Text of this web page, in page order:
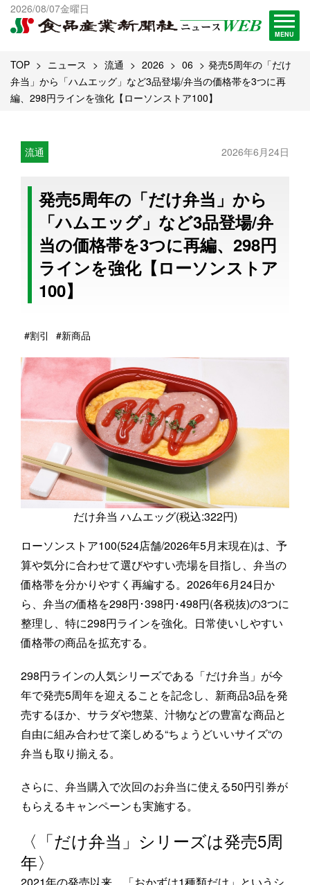
2026/08/07金曜日
MENU
出版物一覧へ
試読・購読申し込み
TOP ニュース 流通 2026 06
発売5周年の「だけ
弁当」から「ハムエッグ」など3品登場/弁当の価格帯を3つに再
編、298円ラインを強化【ローソンストア100】
流通 2026年6月24日
発売5周年の「だけ弁当」から
「ハムエッグ」など3品登場/弁
当の価格帯を3つに再編、298円
ラインを強化【ローソンストア
100】
#割引 #新商品
だけ弁当 ハムエッグ(税込:322円)
ローソンストア100(524店舗/2026年5月末現在)は、予
算や気分に合わせて選びやすい売場を目指し、弁当の
価格帯を分かりやすく再編する。2026年6月24日か
ら、弁当の価格を298円･398円･498円(各税抜)の3つに
整理し、特に298円ラインを強化。日常使いしやすい
価格帯の商品を拡充する。
298円ラインの人気シリーズである「だけ弁当」が今
年で発売5周年を迎えることを記念し、新商品3品を発
売するほか、サラダや惣菜、汁物などの豊富な商品と
自由に組み合わせて楽しめる“ちょうどいいサイズ“の
弁当も取り揃える。
さらに、弁当購入で次回のお弁当に使える50円引券が
もらえるキャンペーンも実施する。
〈「だけ弁当」シリーズは発売5周
年〉